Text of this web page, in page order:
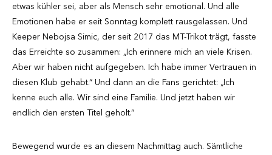
etwas kühler sei, aber als Mensch sehr emotional. Und alle
Emotionen habe er seit Sonntag komplett rausgelassen. Und
Keeper Nebojsa Simic, der seit 2017 das MT-Trikot trägt, fasste
das Erreichte so zusammen: „Ich erinnere mich an viele Krisen.
Aber wir haben nicht aufgegeben. Ich habe immer Vertrauen in
diesen Klub gehabt.“ Und dann an die Fans gerichtet: „Ich
kenne euch alle. Wir sind eine Familie. Und jetzt haben wir
endlich den ersten Titel geholt.“
Bewegend wurde es an diesem Nachmittag auch. Sämtliche